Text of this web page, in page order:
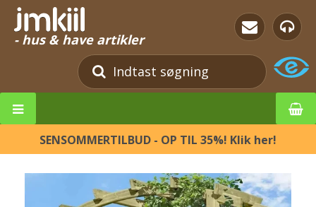
- hus & have artikler
SENSOMMERTILBUD - OP TIL 35%! Klik her!